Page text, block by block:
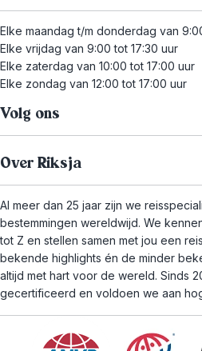
Elke maandag t/m donderdag van
Elke vrijdag van 9:00 tot 17:30 uur
Elke zaterdag van 10:00 tot 17:00 uur
Elke zondag van 12:00 tot 17:00 uur
Volg ons
Over Riksja
Al meer dan 25 jaar zijn we
bestemmingen wereldwijd. We
tot Z en stellen samen met jou een
bekende highlights én de minder
altijd met hart voor de wereld. Sinds
gecertificeerd en voldoen we aan